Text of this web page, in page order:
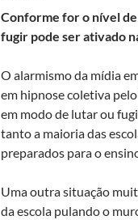
Conforme for o nível
fugir pode ser ativado
O alarmismo da mídia
em hipnose coletiva
em modo de lutar ou
tanto a maioria das
preparados para o
Uma outra situação
da escola pulando o